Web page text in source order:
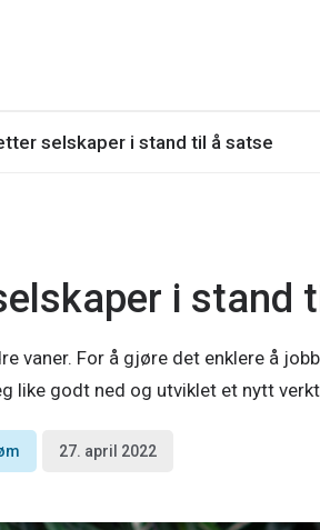
selskaper i stand til å satse
i stand
vaner. For å gjøre det enklere å
like godt ned og utviklet et nytt
27. april 2022